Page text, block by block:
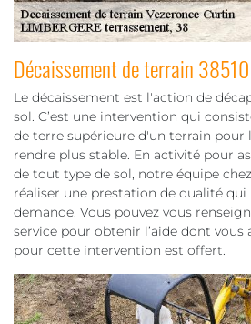
Décaissement de terrain 38510
Le décaissement est l'action de
sol. C’est une intervention qui
de terre supérieure d'un terrain pour
rendre plus stable. En activité pour
de tout type de sol, notre équipe
réaliser une prestation de qualité
demande. Vous pouvez vous
service pour obtenir l’aide dont vous
pour cette intervention est offert.